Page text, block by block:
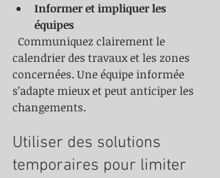
Informer et impliquer les
équipes
calendrier des travaux et les zones
concernées. Une équipe informée
s’adapte mieux et peut anticiper les
changements.
Utiliser des solutions
temporaires pour limiter